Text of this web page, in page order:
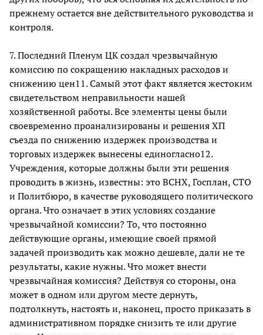
прежнему остается вне действительного руководства и
контроля.
7. Последний Пленум ЦК создал чрезвычайную
комиссию по сокращению накладных расходов и
снижению цен11. Самый этот факт является жестоким
свидетельством неправильности нашей
хозяйственной работы. Все элементы цены были
своевременно проанализированы и решения ХП
съезда по снижению издержек производства и
торговых издержек вынесены единогласно12.
Учреждения, которые должны были эти решения
проводить в жизнь, известны: это ВСНХ, Госплан, СТО
и Политбюро, в качестве руководящего политического
органа. Что означает в этих условиях создание
чрезвычайной комиссии? То, что постоянно
действующие органы, имеющие своей прямой
задачей производить как можно дешевле, дали не те
результаты, какие нужны. Что может внести
чрезвычайная комиссия? Действуя со стороны, она
может в одном или другом месте дернуть,
подтолкнуть, настоять и, наконец, просто приказать в
административном порядке снизить те или другие